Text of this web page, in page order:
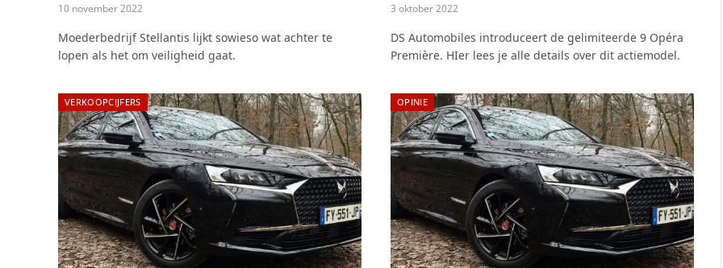
10 november 2022
Moederbedrijf Stellantis lijkt sowieso wat achter te
lopen als het om veiligheid gaat.
3 oktober 2022
DS Automobiles introduceert de gelimiteerde 9 Opéra
Première. HIer lees je alle details over dit actiemodel.
VERKOOPCIJFERS OPINIE